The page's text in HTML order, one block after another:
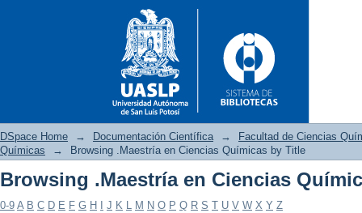
Browsing .Maestría en
DSpace Home → Documentación Científica →
Facultad de Ciencias
Químicas
→ Browsing .Maestría en Ciencias Químicas by Title
Browsing .Maestría en Ciencias
0-9 A B C D E F G H J K L M N O P Q R S T U V W X Y Z